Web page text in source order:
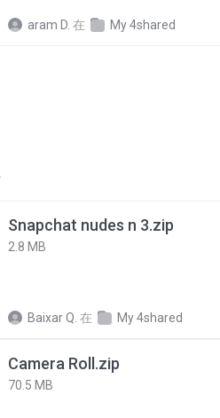
aram D. 在 My 4shared
Snapchat nudes n 3.zip
2.8 MB
Baixar Q. 在 My 4shared
Camera Roll.zip
70.5 MB